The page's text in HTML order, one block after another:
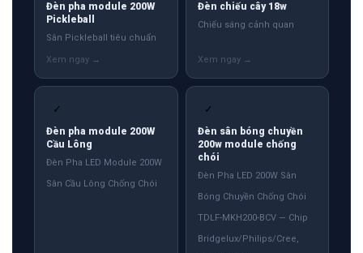
Đèn pha module 200W
Pickleball
Sân Pickleball tiêu chuẩn
Đèn chiếu cây 18w
Chiếu sáng cảnh quan
✓
Đèn pha module 200W
Cầu Lông
Đèn Pha LED Module 200W
Sân Cầu Lông Chống Chói
✓
Đèn sân bóng chuyền
200w module chống
chói
Đèn Pha LED 200W Sân
Bóng Chuyền Chống Chói
TDLF-MKH200-BCV — Chip
Bridgelux/Philips/Cree,